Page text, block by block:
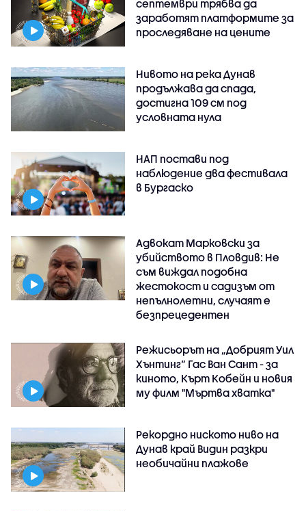
септември трябва да
заработят платформите за
проследяване на цените
Нивото на река Дунав
продължава да спада,
достигна 109 см под
условната нула
НАП постави под
наблюдение два фестивала
в Бургаско
Адвокат Марковски за
убийството в Пловдив: Не
съм виждал подобна
жестокост и садизъм от
непълнолетни, случаят е
безпрецедентен
Режисьорът на „Добрият Уил
Хънтинг“ Гас Ван Сант - за
киното, Кърт Кобейн и новия
му филм "Мъртва хватка"
Рекордно ниското ниво на
Дунав край Видин разкри
необичайни плажове